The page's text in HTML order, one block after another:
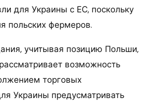
для Украины с ЕС, поскольку
польских фермеров.
учитывая позицию Польши,
возможность
торговых
Украины предусматривать